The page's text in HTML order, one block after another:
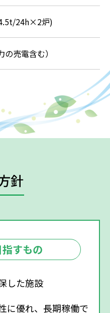
24h×2炉)
売電含む）
針
すもの
した施設
に優れ、長期稼働で